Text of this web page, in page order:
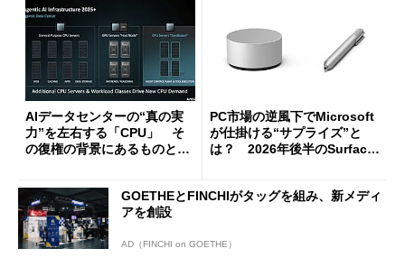
AIデータセンターの“真の実
力”を左右する「CPU」 そ
の復権の背景にあるものと
PC市場の逆風下でMicrosoft
が仕掛ける“サプライズ”と
は？ 2026年後半のSurface
GOETHEとFINCHIがタッグを組み、新メディ
アを創設
AD（FINCHI on GOETHE）